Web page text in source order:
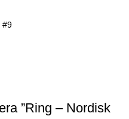
#9
”Ring – Nordisk